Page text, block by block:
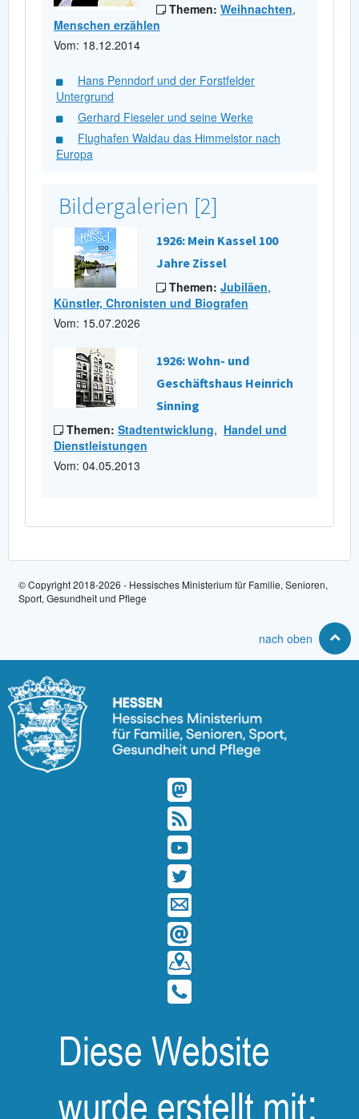
Themen: Weihnachten,
Menschen erzählen
Vom: 18.12.2014
Hans Penndorf und der Forstfelder
Untergrund
Gerhard Fieseler und seine Werke
Flughafen Waldau das Himmelstor nach
Europa
Bildergalerien [2]
1926: Mein Kassel 100
Jahre Zissel
Themen: Jubiläen,
Künstler, Chronisten und Biografen
Vom: 15.07.2026
1926: Wohn- und
Geschäftshaus Heinrich
Sinning
Themen: Stadtentwicklung, Handel und
Dienstleistungen
Vom: 04.05.2013
© Copyright 2018-2026 - Hessisches Ministerium für Familie, Senioren,
Sport, Gesundheit und Pflege
nach oben